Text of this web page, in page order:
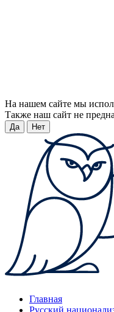
На нашем сайте мы
Также наш сайт не
Да Нет
Главная